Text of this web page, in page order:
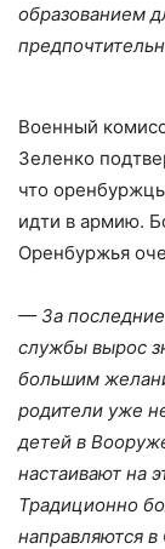
образованием
Военный
Зеленко
что
идти в армию.
Оренбуржья
— За
службы вырос
большим
родители уже
детей в
настаивают на
Традиционно
направляются